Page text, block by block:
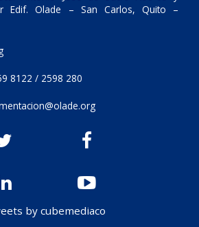
Edif. Olade – San Carlos, Quito –
8122 / 2598 280
by cubemediaco